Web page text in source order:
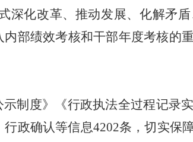
深化改革、推动发展、化解矛
部绩效考核和干部年度考核的
示制度》《行政执法全过程记录
行政确认等信息4202条，切实保